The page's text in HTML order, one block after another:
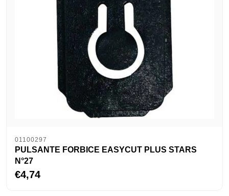
01100297
PULSANTE FORBICE EASYCUT PLUS STARS
N°27
€4,74